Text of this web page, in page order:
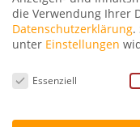
Persönliches |5
Ich bin eine
die Verwendung Ihrer
Datenschutzerklärung.
unter Einstellungen
Essenziell